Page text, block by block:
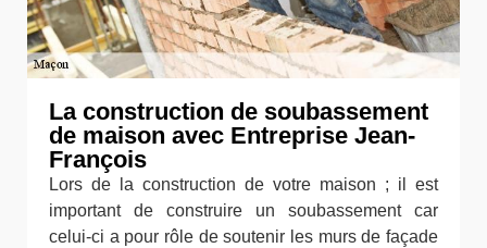
La construction de soubassement
de maison avec Entreprise Jean-
François
Lors de la construction de votre maison ; il est
important de construire un soubassement car
celui-ci a pour rôle de soutenir les murs de façade